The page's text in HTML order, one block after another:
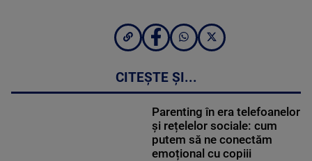
CITEȘTE ȘI...
Parenting în era telefoanelor
și rețelelor sociale: cum
putem să ne conectăm
emoțional cu copiii